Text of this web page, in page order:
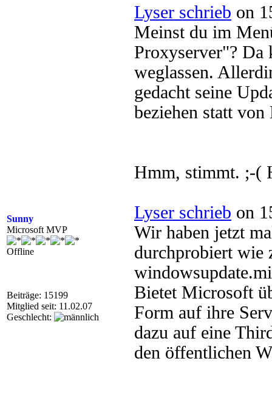
Sunny
Microsoft MVP
Offline
Beiträge: 15199
Mitglied seit: 11.02.07
Geschlecht:
Lyser schrieb on
Meinst du im
Proxyserver"? Da
weglassen.
gedacht seine
beziehen statt
Hmm, stimmt. ;-(
Lyser schrieb on
Wir haben jetzt
durchprobiert wie
Bietet Microsoft
Form auf ihre
dazu auf eine
den öffentlichen